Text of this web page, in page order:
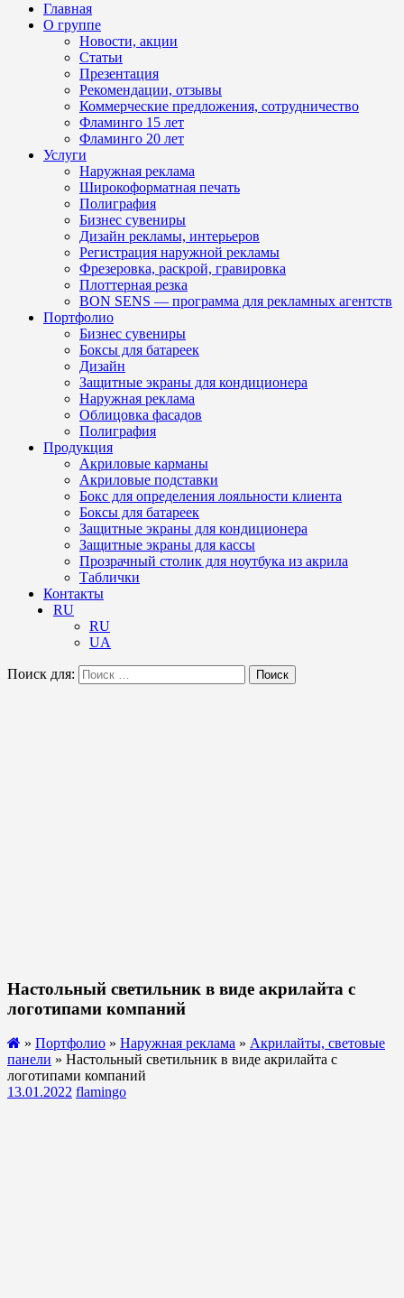
Главная
О группе
Новости, акции
Статьи
Презентация
Рекомендации, отзывы
Коммерческие предложения, сотрудничество
Фламинго 15 лет
Фламинго 20 лет
Услуги
Наружная реклама
Широкоформатная печать
Полиграфия
Бизнес сувениры
Дизайн рекламы, интерьеров
Регистрация наружной рекламы
Фрезеровка, раскрой, гравировка
Плоттерная резка
BON SENS — программа для рекламных агентств
Портфолио
Бизнес сувениры
Боксы для батареек
Дизайн
Защитные экраны для кондиционера
Наружная реклама
Облицовка фасадов
Полиграфия
Продукция
Акриловые карманы
Акриловые подставки
Бокс для определения лояльности клиента
Боксы для батареек
Защитные экраны для кондиционера
Защитные экраны для кассы
Прозрачный столик для ноутбука из акрила
Таблички
Контакты
RU
RU
UA
Поиск для: Поиск
Настольный светильник в виде акрилайта с
логотипами компаний
» Портфолио » Наружная реклама » Акрилайты, световые
панели » Настольный светильник в виде акрилайта с
логотипами компаний
13.01.2022 flamingo